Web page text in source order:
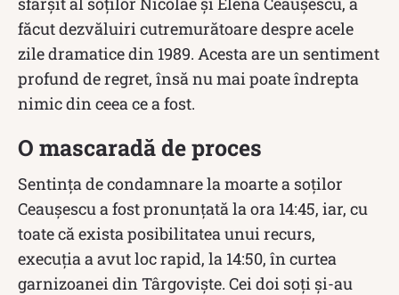
făcut dezvăluiri cutremurătoare despre acele
zile dramatice din 1989. Acesta are un sentiment
profund de regret, însă nu mai poate îndrepta
nimic din ceea ce a fost.
O mascaradă de proces
Sentința de condamnare la moarte a soților
Ceaușescu a fost pronunțată la ora 14:45, iar, cu
toate că exista posibilitatea unui recurs,
execuția a avut loc rapid, la 14:50, în curtea
garnizoanei din Târgoviște. Cei doi soți și-au